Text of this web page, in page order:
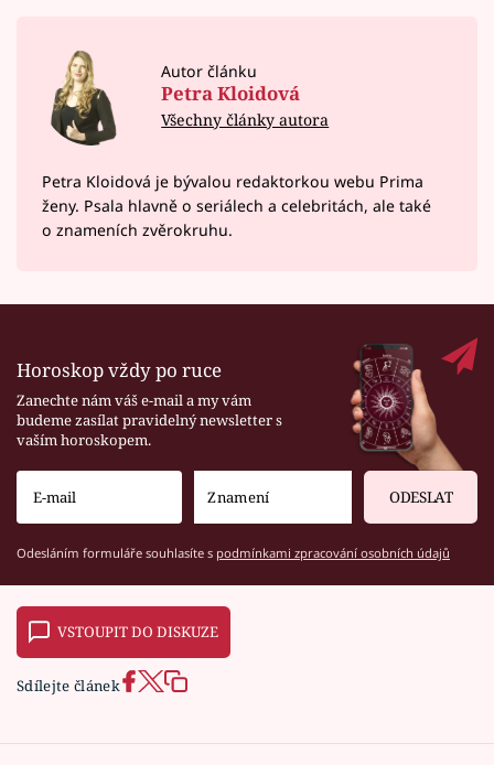
Autor článku
Petra Kloidová
Všechny články autora
Petra Kloidová je bývalou redaktorkou webu Prima
ženy. Psala hlavně o seriálech a celebritách, ale také
o znameních zvěrokruhu.
Horoskop vždy po ruce
Zanechte nám váš e-mail a my vám
budeme zasílat pravidelný newsletter s
vaším horoskopem.
ODESLAT
Odesláním formuláře souhlasíte s podmínkami zpracování osobních údajů
VSTOUPIT DO DISKUZE
Sdílejte článek